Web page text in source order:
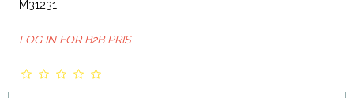
M31231
LOG IN FOR B2B PRIS